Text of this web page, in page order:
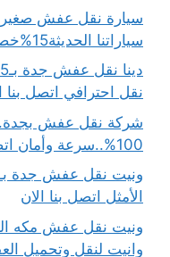
سيارة نقل عفش
سياراتنا الحديثة15%خصم فوري..اتصل بنا
نقل احترافي اتصل بنا
100%..سرعة وأمان اتصل بنا الان
الأمثل اتصل بنا الان
وانيت لنقل وتحميل